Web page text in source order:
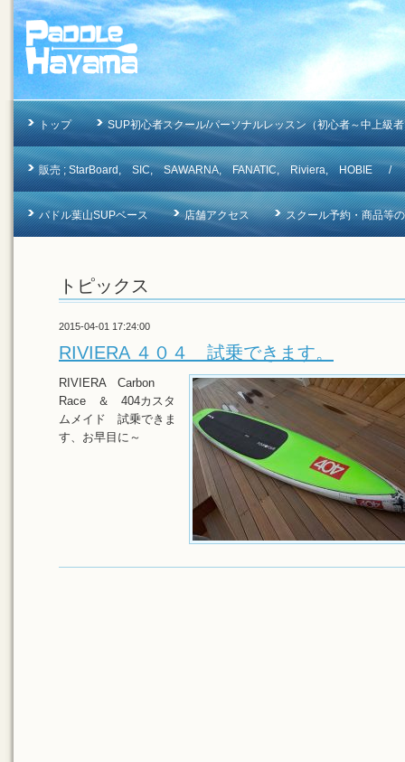
トップ SUP初心者スクール/パーソナルレッスン（初心者～中上級
販売 ; StarBoard, SIC, SAWARNA, FANATIC, Riviera, HOBIE /
パドル葉山SUPベース 店舗アクセス スクール予約・商品
トピックス
2015-04-01 17:24:00
RIVIERA ４０４ 試乗できます。
RIVIERA Carbon
Race ＆ 404カスタ
ムメイド 試乗できま
す、お早目に～